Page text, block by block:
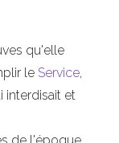
qu'elle
le Service,
interdisait et